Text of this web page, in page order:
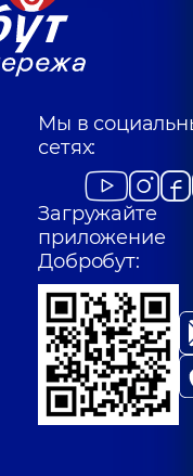
Мы в
сетях:
Загружайте
приложение
Добробут: